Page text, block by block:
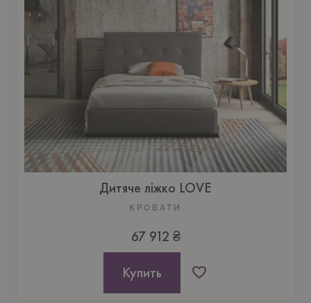
Дитяче ліжко LOVE
КРОВАТИ
67 912 ₴
Купить